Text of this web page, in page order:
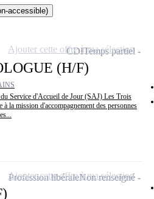
accessible)
(H/F)
Service d'Accueil de Jour (SAJ) Les Trois
la mission d'accompagnement des personnes
CDITemps partiel
Ajouter cette offre à ma sélection
Profession libéraleNon renseigné
Ajouter cette offre à ma sélection